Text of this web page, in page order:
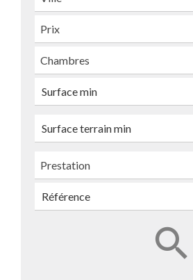
Prix
Chambres
Prestation